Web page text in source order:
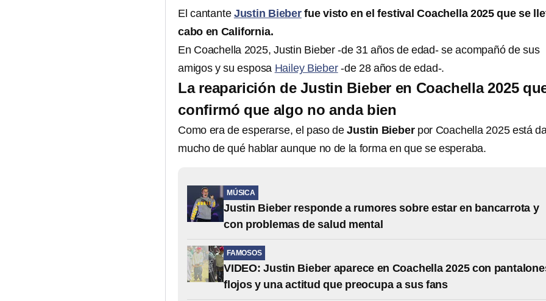
El cantante Justin Bieberfue visto en el festival Coachella 2025 que se
cabo en California.
En Coachella 2025, Justin Bieber -de 31 años de edad- se acompañó de sus
amigos y su esposa Hailey Bieber-de 28 años de edad-.
La reaparición de Justin Bieber en Coachella 2025
confirmó que algo no anda bien
Como era de esperarse, el paso deJustin Bieberpor Coachella 2025 está
mucho de qué hablar aunque no de la forma en que se esperaba.
MÚSICA
Justin Bieber responde a rumores sobre estar en bancarrota y
con problemas de salud mental
FAMOSOS
VIDEO: Justin Bieber aparece en Coachella 2025 con
flojos y una actitud que preocupa a sus fans